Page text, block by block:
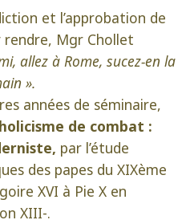
et l’approbation de
rendre, Mgr Chollet
allez à Rome, sucez-en la
».
années de séminaire,
de combat :
par l’étude
des papes du XIXème
XVI à Pie X en
XIII-.